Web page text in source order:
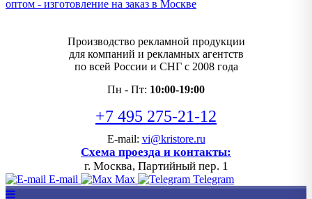
Производство рекламной продукции
для компаний и рекламных агентств
по всей России и СНГ с 2008 года
Пн - Пт: 10:00-19:00
+7 495 275-21-12
E-mail: vi@kristore.ru
Схема проезда и контакты:
г. Москва, Партийный пер. 1
E-mail Max Telegram